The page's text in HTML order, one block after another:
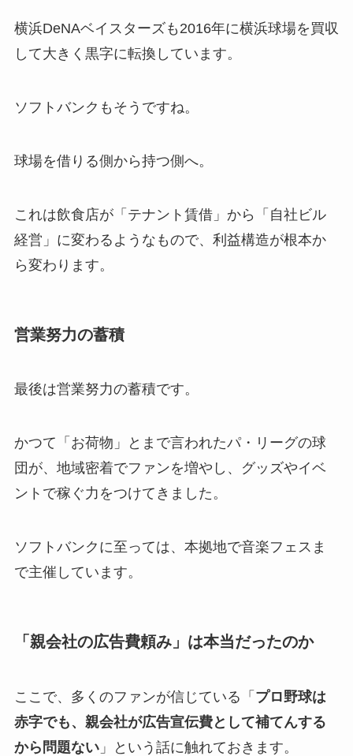
横浜DeNAベイスターズも2016年に横浜球場を買収
して大きく黒字に転換しています。
ソフトバンクもそうですね。
球場を借りる側から持つ側へ。
これは飲食店が「テナント賃借」から「自社ビル
経営」に変わるようなもので、利益構造が根本か
ら変わります。
営業努力の蓄積
最後は営業努力の蓄積です。
かつて「お荷物」とまで言われたパ・リーグの球
団が、地域密着でファンを増やし、グッズやイベ
ントで稼ぐ力をつけてきました。
ソフトバンクに至っては、本拠地で音楽フェスま
で主催しています。
「親会社の広告費頼み」は本当だったのか
ここで、多くのファンが信じている「 プロ野球は
赤字でも、親会社が広告宣伝費として補てんする
から問題ない」という話に触れておきます。